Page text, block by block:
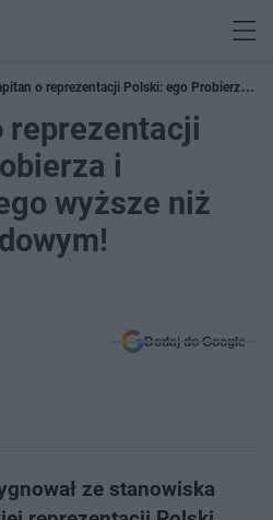
o reprezentacji Polski: ego Probierza i
Narodowym!
reprezentacji
i
wyższe niż
Dodaj do Google
ze stanowiska